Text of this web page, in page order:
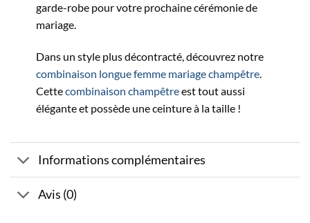
garde-robe pour votre prochaine cérémonie de
mariage.
Dans un style plus décontracté, découvrez notre
combinaison longue femme mariage champêtre.
Cettecombinaison champêtreest tout aussi
élégante et possède une ceinture à la taille !
Informations complémentaires
Avis (0)